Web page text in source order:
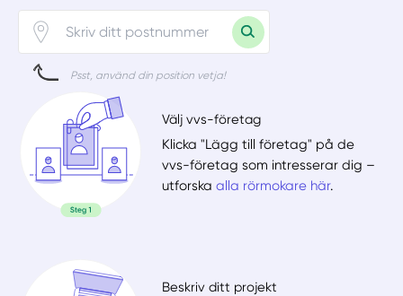
Psst, använd din position vetja!
Välj vvs-företag
Klicka "Lägg till företag" på de
vvs-företag som intresserar dig –
utforskaalla rörmokare här.
Beskriv ditt projekt